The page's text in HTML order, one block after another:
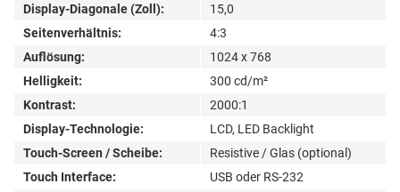
Display-Diagonale (Zoll):
15,0
Seitenverhältnis:
4:3
Auflösung:
1024 x 768
Helligkeit:
300 cd/m²
Kontrast:
2000:1
Display-Technologie:
LCD, LED Backlight
Touch-Screen / Scheibe:
Resistive / Glas (optional)
Touch Interface:
USB oder RS-232